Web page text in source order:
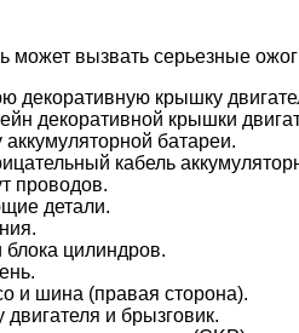
может вызвать серьезные
декоративную крышку
декоративной крышки
батареи.
кабель
проводов.
детали.
цилиндров.
и шина (правая сторона).
и брызговик.